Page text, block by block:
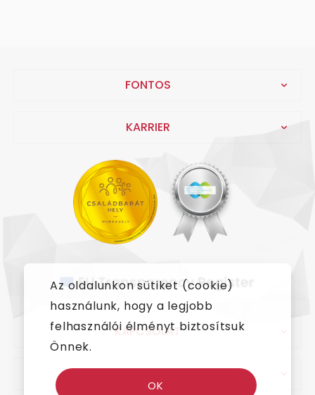
FONTOS
KARRIER
KAPCSOLAT
IMPRESSZUM
Az oldalunkon sütiket (cookie)
használunk, hogy a legjobb
felhasználói élményt biztosítsuk
Önnek.
OK